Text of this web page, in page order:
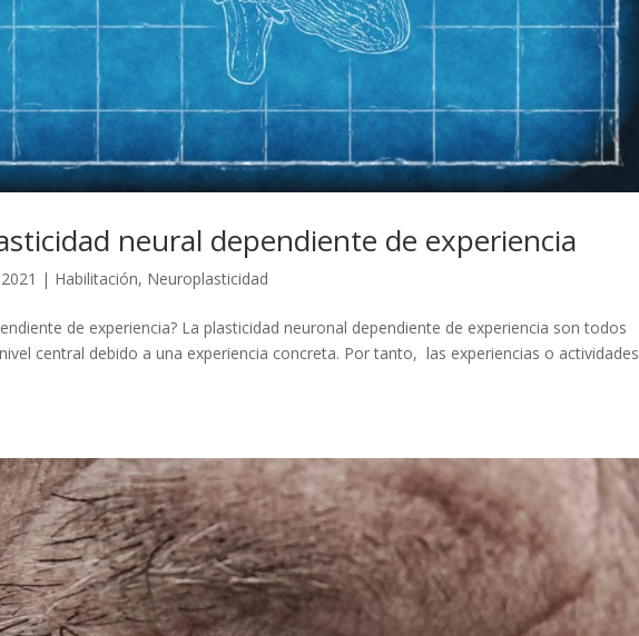
neural dependiente de experiencia
| Habilitación, Neuroplasticidad
de experiencia? La plasticidad neuronal dependiente de experiencia son todos
central debido a una experiencia concreta. Por tanto, las experiencias o actividades